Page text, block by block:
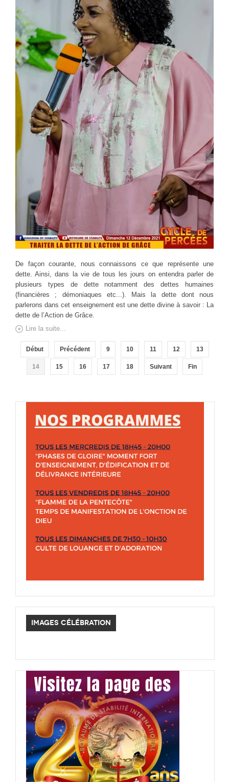
De façon courante, nous connaissons ce que représente une
dette. Ainsi, dans la vie de tous les jours on entendra parler de
plusieurs types de dette notamment des dettes humaines
(financières ; démoniaques etc...). Mais la dette dont nous
parlerons dans cet enseignement est une dette divine à savoir : La
dette de l’Action de Grâce.
Lire la suite...
Début Précédent 9 10 11 12 13
14 15 16 17 18 Suivant Fin
IMAGES CÉLÉBRATION